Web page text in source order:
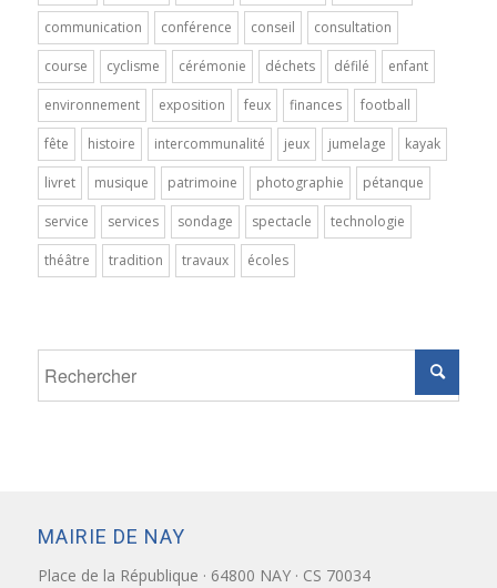
communication conférence conseil consultation
course cyclisme cérémonie déchets défilé enfant
environnement exposition feux finances football
fête histoire intercommunalité jeux jumelage kayak
livret musique patrimoine photographie pétanque
service services sondage spectacle technologie
théâtre tradition travaux écoles
MAIRIE DE NAY
Place de la République · 64800 NAY · CS 70034